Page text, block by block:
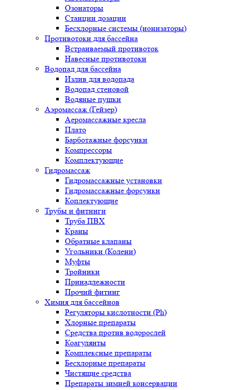
Озонаторы
Станции дозации
Бесхлорные системы (ионизаторы)
Противотоки для бассейна
Встраиваемый противоток
Навесные противотоки
Водопад для бассейна
Излив для водопада
Водопад стеновой
Водяные пушки
Аэромассаж (Гейзер)
Аеромассажные кресла
Плато
Барботажные форсунки
Компрессоры
Комплектующие
Гидромассаж
Гидромассажные установки
Гидромассажные форсунки
Коплектующие
Трубы и фитинги
Труба ПВХ
Краны
Обратные клапаны
Угольники (Колени)
Муфты
Тройники
Принадлежности
Прочий фитинг
Химия для бассейнов
Регуляторы кислотности (Ph)
Хлорные препараты
Средства против водорослей
Коагулянты
Комплексные препараты
Бесхлорные препараты
Чистящие средства
Препараты зимней консервации